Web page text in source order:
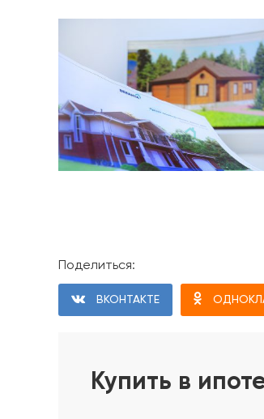
Фундамент дома
2. Срезка плодородного слоя в
3. Устройство песчаного
Поделиться:
ВКОНТАКТЕ
Купить в